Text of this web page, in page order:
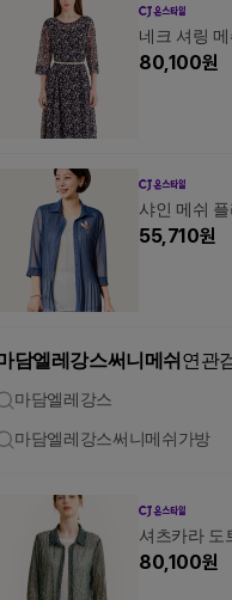
네크 셔링
80,100원
샤인 메쉬
55,710원
담엘레강스써니메쉬 연관
마담엘레강스
마담엘레강스써니메쉬가방
셔츠카라 도
80,100원